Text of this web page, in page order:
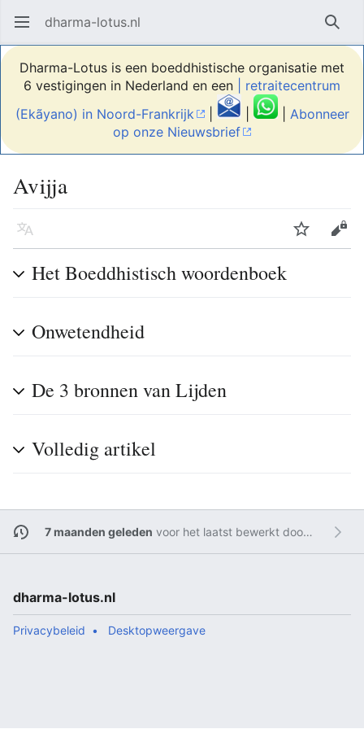
Hoofdmenu openen dharma-lotus.nl
Dharma-Lotus is een boeddhistische organisatie met
6 vestigingen in Nederland en een
| retraitecentrum
(Ekãyano) in Noord-Frankrijk
| | Abonneer
op onze Nieuwsbrief
Avijja
Taal Volgen Bewerken
Het Boeddhistisch woordenboek
Onwetendheid
De 3 bronnen van Lijden
Volledig artikel
7 maanden geleden voor het laatst bewerkt door Admin
dharma-lotus.nl
Privacybeleid Desktopweergave